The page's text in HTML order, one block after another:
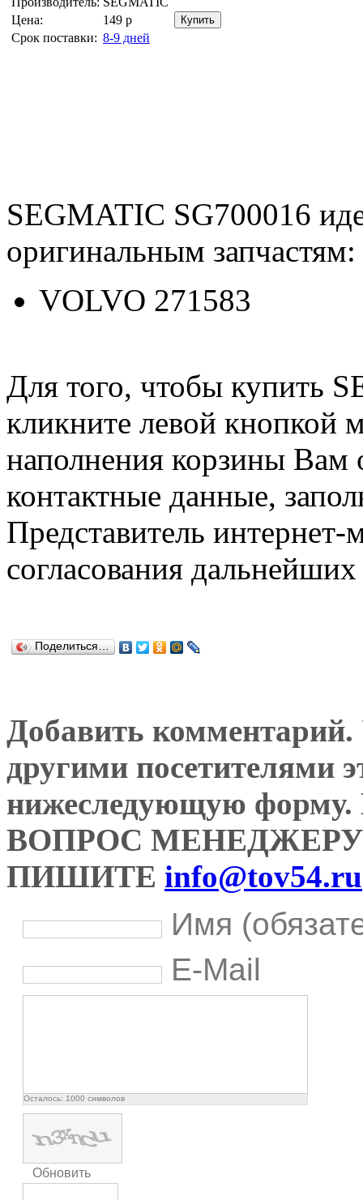
Цена:
149 р
Срок поставки: 8-9 дней
SEGMATIC SG700016
оригинальным запчастям:
VOLVO 271583
Для того, чтобы купить
кликните левой
наполнения корзины Вам
контактные данные,
Представитель
согласования
Поделиться…
Добавить комментарий.
другими посетителями
нижеследующую
ВОПРОС
ПИШИТЕ info@tov54.ru
Имя
E-Mail
Осталось: 1000 символов
Обновить